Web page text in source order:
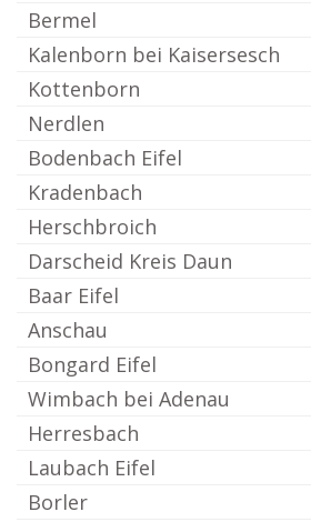
Bermel
Kalenborn bei Kaisersesch
Kottenborn
Nerdlen
Bodenbach Eifel
Kradenbach
Herschbroich
Darscheid Kreis Daun
Baar Eifel
Anschau
Bongard Eifel
Wimbach bei Adenau
Herresbach
Laubach Eifel
Borler